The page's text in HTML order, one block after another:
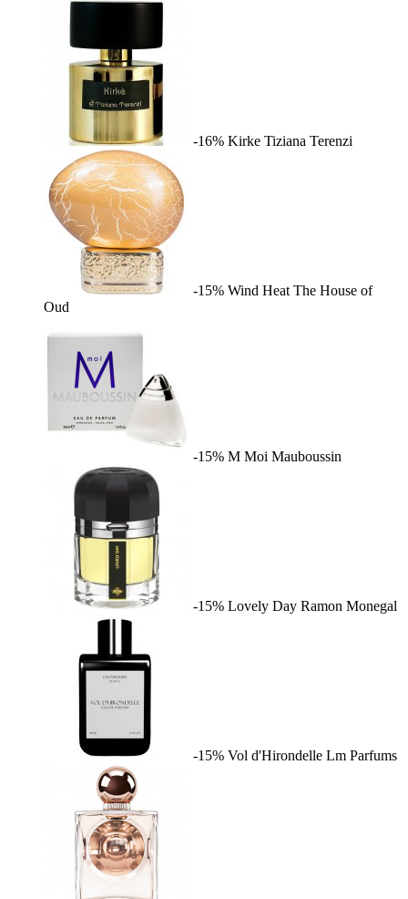
-16% Kirke Tiziana Terenzi
-15% Wind Heat The House of
Oud
-15% M Moi Mauboussin
-15% Lovely Day Ramon Monegal
-15% Vol d'Hirondelle Lm Parfums